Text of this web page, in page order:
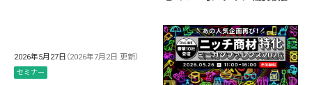
2026年5月27日 （2026年7月2日 更新）
セミナー